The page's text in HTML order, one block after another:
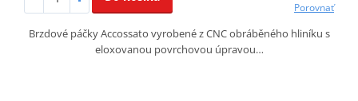
Porovnať
Brzdové páčky Accossato vyrobené z CNC obráběného hliníku s
eloxovanou povrchovou úpravou…